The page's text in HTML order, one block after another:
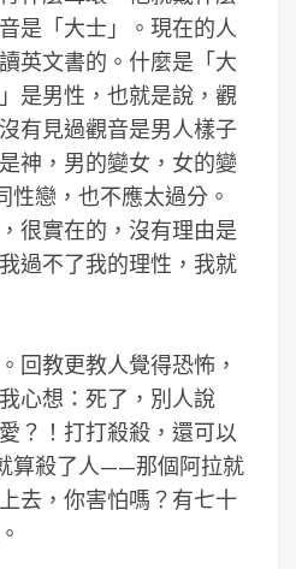
是「大士」。現在的人
英文書的。什麼是「大
是男性，也就是說，觀
有見過觀音是男人樣子
神，男的變女，女的變
戀，也不應太過分。
很實在的，沒有理由是
過不了我的理性，我就
回教更教人覺得恐怖，
心想：死了，別人說
？！打打殺殺，還可以
算殺了人——那個阿拉就
去，你害怕嗎？有七十